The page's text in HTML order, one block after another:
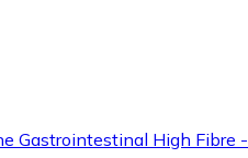
Gastrointestinal High Fibre